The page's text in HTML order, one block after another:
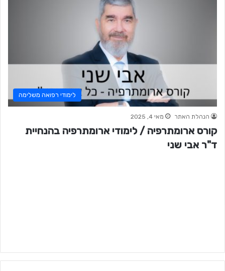
לימודי רפואה משלימה
הנהלת האתר מאי 4, 2025
קורס ארומתרפיה / לימודי ארומתרפיה בהנחיית
ד"ר אבי שני